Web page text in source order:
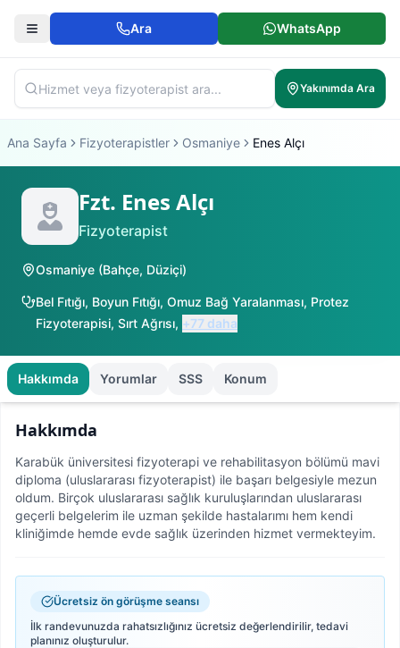
Ara WhatsApp
Yakınımda Ara
Ana Sayfa Fizyoterapistler Osmaniye Enes Alçı
Fzt. Enes Alçı
Fizyoterapist
Osmaniye (Bahçe, Düziçi)
Bel Fıtığı, Boyun Fıtığı, Omuz Bağ Yaralanması, Protez
Fizyoterapisi, Sırt Ağrısı, +77 daha
Hakkımda Yorumlar SSS Konum
Hakkımda
Karabük üniversitesi fizyoterapi ve rehabilitasyon bölümü mavi
diploma (uluslararası fizyoterapist) ile başarı belgesiyle mezun
oldum. Birçok uluslararası sağlık kuruluşlarından uluslararası
geçerli belgelerim ile uzman şekilde hastalarımı hem kendi
kliniğimde hemde evde sağlık üzerinden hizmet vermekteyim.
Ücretsiz ön görüşme seansı
İlk randevunuzda rahatsızlığınız ücretsiz değerlendirilir, tedavi
planınız oluşturulur.